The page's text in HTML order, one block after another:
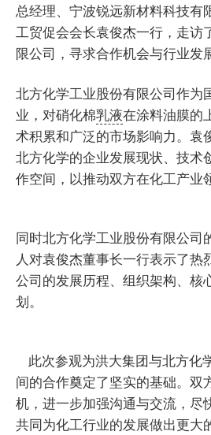
总经理、宁波锐远新材料科技有
工贸促会会长袁俊杰一行，走访
限公司，寻求合作机会与行业发
北方化学工业股份有限公司作为
业，对硝化棉乳液在涂料油膜的
术积累和广泛的市场影响力。袁
北方化学的企业发展现状、技术
作空间，以推动双方在化工产业
同时北方化学工业股份有限公司
人对袁俊杰董事长一行表示了热
公司的发展历程、组织架构、核
划。
此次参观为洪大集团与北方化
间的合作奠定了坚实的基础。双
机，进一步加强沟通与交流，尽
共同为化工行业的发展做出更大